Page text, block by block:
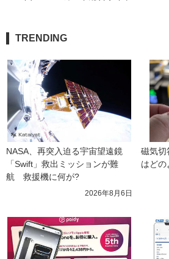
TRENDING
NASA、再突入迫る宇宙望遠鏡
「Swift」救出ミッションが難
航　救援機に何が?
2026年8月6日
磁気切
はどの